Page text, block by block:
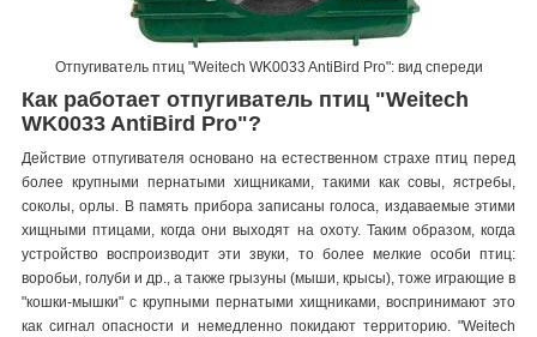
Отпугиватель птиц "Weitech WK0033 AntiBird Pro": вид спереди
Как работает отпугиватель птиц "Weitech
WK0033 AntiBird Pro"?
Действие отпугивателя основано на естественном страхе птиц перед
более крупными пернатыми хищниками, такими как совы, ястребы,
соколы, орлы. В память прибора записаны голоса, издаваемые этими
хищными птицами, когда они выходят на охоту. Таким образом, когда
устройство воспроизводит эти звуки, то более мелкие особи птиц:
воробьи, голуби и др., а также грызуны (мыши, крысы), тоже играющие в
"кошки-мышки" с крупными пернатыми хищниками, воспринимают это
как сигнал опасности и немедленно покидают территорию. "Weitech